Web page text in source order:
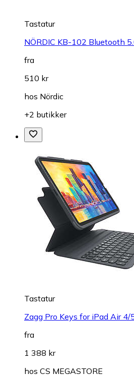
Tastatur
NÖRDIC KB-102 Bluetooth
fra
510 kr
hos Nördic
+2 butikker
Tastatur
Zagg Pro Keys for iPad Air 4/
fra
1 388 kr
hos CS MEGASTORE